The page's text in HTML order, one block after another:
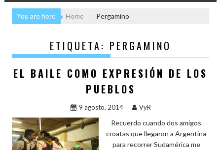
You are here Home Pergamino
ETIQUETA: PERGAMINO
EL BAILE COMO EXPRESIÓN DE LOS
PUEBLOS
9 agosto, 2014 VyR
Recuerdo cuando dos amigos
croatas que llegaron a Argentina
para recorrer Sudamérica me